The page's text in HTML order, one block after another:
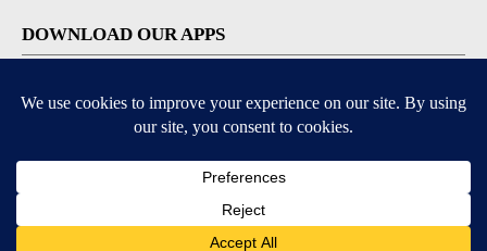
DOWNLOAD OUR APPS
Available for iOS and Android